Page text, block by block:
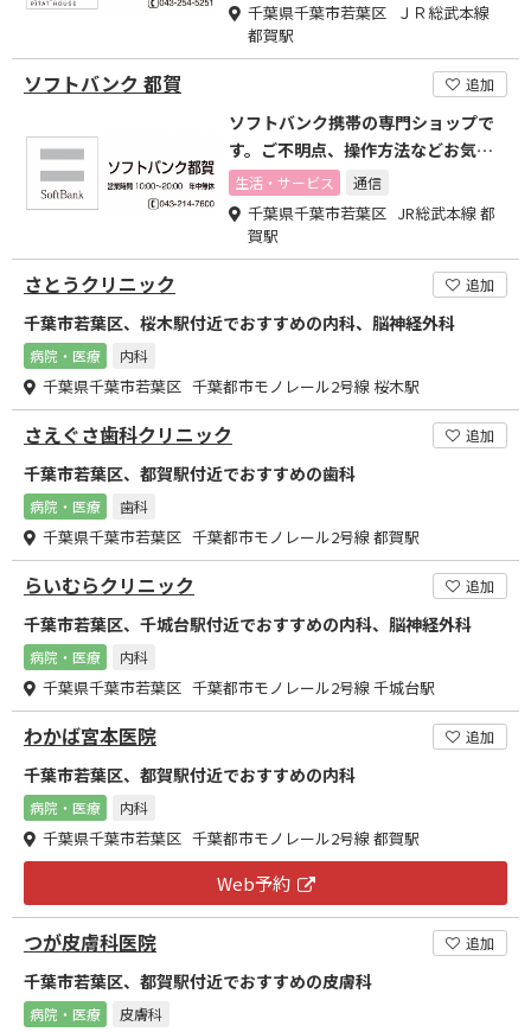
千葉県千葉市若葉区 ＪＲ総武本線
都賀駅
ソフトバンク 都賀 追加
ソフトバンク携帯の専門ショップで
す。ご不明点、操作方法などお気軽
におたずね下さい。
生活・サービス 通信
千葉県千葉市若葉区 JR総武本線 都
賀駅
さとうクリニック 追加
千葉市若葉区、桜木駅付近でおすすめの内科、脳神経外科
病院・医療 内科
千葉県千葉市若葉区 千葉都市モノレール2号線 桜木駅
さえぐさ歯科クリニック 追加
千葉市若葉区、都賀駅付近でおすすめの歯科
病院・医療 歯科
千葉県千葉市若葉区 千葉都市モノレール2号線 都賀駅
らいむらクリニック 追加
千葉市若葉区、千城台駅付近でおすすめの内科、脳神経外科
病院・医療 内科
千葉県千葉市若葉区 千葉都市モノレール2号線 千城台駅
わかば宮本医院 追加
千葉市若葉区、都賀駅付近でおすすめの内科
病院・医療 内科
千葉県千葉市若葉区 千葉都市モノレール2号線 都賀駅
Web予約
つが皮膚科医院 追加
千葉市若葉区、都賀駅付近でおすすめの皮膚科
病院・医療 皮膚科